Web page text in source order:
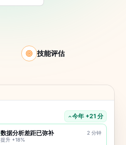
技能评估
今年 +21 分
数据分析差距已弥补
提升 +18%
2 分钟